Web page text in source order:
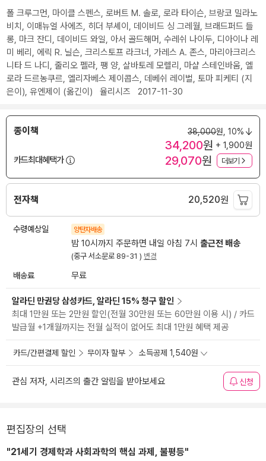
폴 크루그먼, 마이클 스펜스, 로버트 M. 솔로, 로라 타이슨, 브랑코 밀라노
비치 , 이매뉴얼 사에즈, 히더 부셰이 , 데이비드 싱 그레월, 브래드퍼드 들
롱, 마크 잔디 , 데이비드 와일, 아서 골드해머, 수레쉬 나이두, 디아이나 레
미 베리 , 에릭 R. 닐슨, 크리스토프 라크너 , 가레스 A. 존스, 마리아크리스
니타 드 나디 , 줄리오 펠라, 팽 양, 살바토레 모렐리 , 마샬 스테인바움, 엘
로라 드르농쿠르, 엘리자베스 제이콥스, 데베쉬 레이벌, 토마 피케티 (지
은이), 유엔제이 (옮긴이) 율리시즈 2017-11-30
종이책 38,000원, 10%
34,200원 + 1,900원
카드최대혜택가
29,070원 더보기
전자책 20,520원
수령예상일 양탄자배송
밤 10시까지 주문하면 내일 아침 7시 출근전 배송
(중구 서소문로 89-31 ) 변경
배송료 무료
알라딘 만권당 삼성카드, 알라딘 15% 청구 할인
최대 1만원 또는 2만원 할인(전월 30만원 또는 60만원 이용 시) / 카드
발급월 +1개월까지는 전월 실적이 없어도 최대 1만원 혜택 제공
카드/간편결제 할인 무이자 할부 소득공제 1,540원
관심 저자, 시리즈의 출간 알림을 받아보세요 신청
편집장의 선택
"21세기 경제학과 사회과학의 핵심 과제, 불평등"